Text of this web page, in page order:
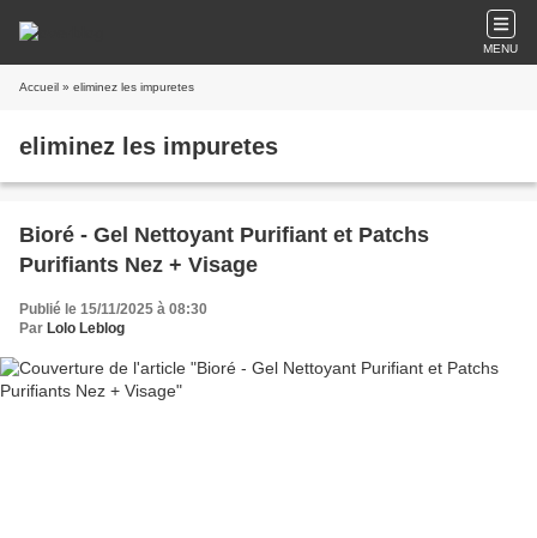
MENU
Accueil » eliminez les impuretes
eliminez les impuretes
Bioré - Gel Nettoyant Purifiant et Patchs
Purifiants Nez + Visage
Publié le 15/11/2025 à 08:30
Par Lolo Leblog